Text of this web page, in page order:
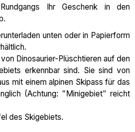
Ihr Geschenk in den
unten oder in Papierform
Dinosaurier-Plüschtieren auf den
erkennbar sind. Sie sind von
mit einem alpinen Skipass für das
(Achtung: "Minigebiet" reicht
des Skigebiets.